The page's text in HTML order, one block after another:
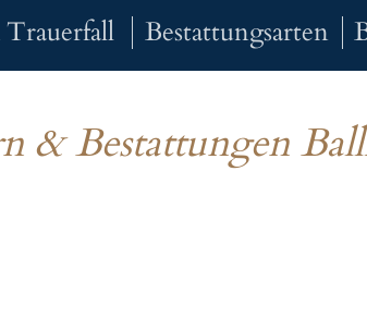
Bestattungsarten
& Bestattungen